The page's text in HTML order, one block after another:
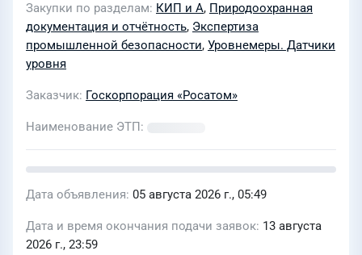
веществ в атмосферном воздухе на
границе санитарно-защитной зоны
для нужд Центрального филиала АО
«Атомспецтранс» г. Электросталь
Закупки по разделам КИП и А, Природоохранная
документация и отчётность, Экспертиза
промышленной безопасности, Уровнемеры. Датчики
уровня
Заказчик Госкорпорация «Росатом»
Наименование ЭТП
Дата объявления 05 августа 2026 г., 05:49
Дата и время окончания подачи заявок 13 августа
2026 г., 23:59